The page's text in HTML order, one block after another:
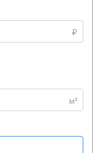
₽
м²